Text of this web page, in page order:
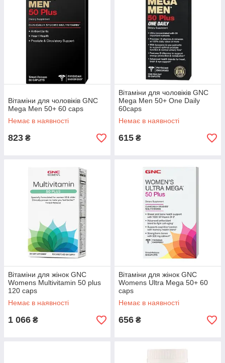
Вітаміни для чоловіків GNC
Mega Men 50+ 60 caps
Немає в наявності
823 ₴
Вітаміни для чоловіків GNC
Mega Men 50+ One Daily
60caps
Немає в наявності
615 ₴
Вітаміни для жінок GNC
Womens Multivitamin 50 plus
120 caps
Немає в наявності
1 066 ₴
Вітаміни для жінок GNC
Womens Ultra Mega 50+ 60
caps
Немає в наявності
656 ₴